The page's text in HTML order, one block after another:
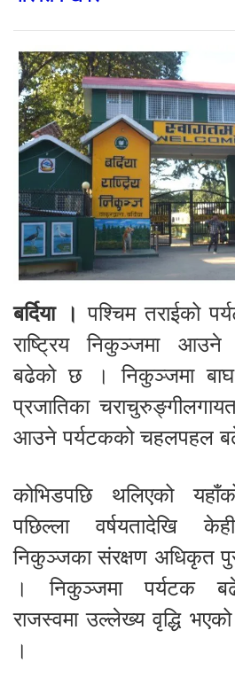
बर्दिया । पश्चिम तराईको
राष्ट्रिय निकुञ्जमा
बढेको छ । निकुञ्जमा
प्रजातिका
आउने पर्यटकको चहलपहल
कोभिडपछि थलिएको
पछिल्ला वर्षयतादेखि
निकुञ्जका संरक्षण अधिकृत
। निकुञ्जमा पर्यटक
राजस्वमा उल्लेख्य वृद्धि
।